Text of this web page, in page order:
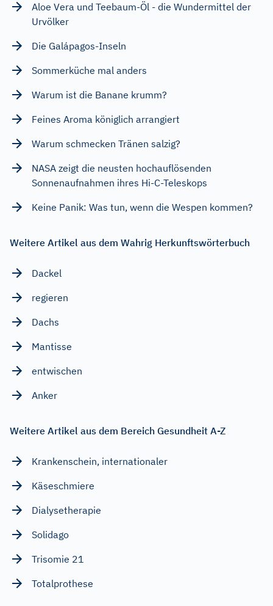
Aloe Vera und Teebaum-Öl - die Wundermittel der
Urvölker
Die Galápagos-Inseln
Sommerküche mal anders
Warum ist die Banane krumm?
Feines Aroma königlich arrangiert
Warum schmecken Tränen salzig?
NASA zeigt die neusten hochauflösenden
Sonnenaufnahmen ihres Hi-C-Teleskops
Keine Panik: Was tun, wenn die Wespen kommen?
Weitere Artikel aus dem Wahrig Herkunftswörterbuch
Dackel
regieren
Dachs
Mantisse
entwischen
Anker
Weitere Artikel aus dem Bereich Gesundheit A-Z
Krankenschein, internationaler
Käseschmiere
Dialysetherapie
Solidago
Trisomie 21
Totalprothese